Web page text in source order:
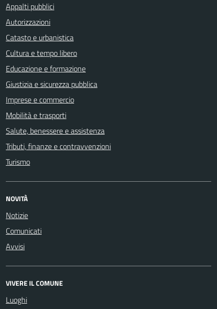
Appalti pubblici
Autorizzazioni
Catasto e urbanistica
Cultura e tempo libero
Educazione e formazione
Giustizia e sicurezza pubblica
Imprese e commercio
Mobilità e trasporti
Salute, benessere e assistenza
Tributi, finanze e contravvenzioni
Turismo
NOVITÀ
Notizie
Comunicati
Avvisi
VIVERE IL COMUNE
Luoghi